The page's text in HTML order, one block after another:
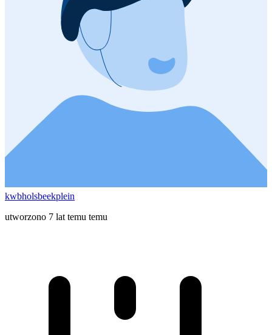
kwbholsbeekplein
utworzono 7 lat temu temu